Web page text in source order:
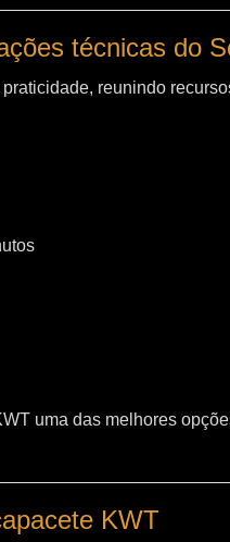
técnicas do
reunindo
uma das melhores
KWT